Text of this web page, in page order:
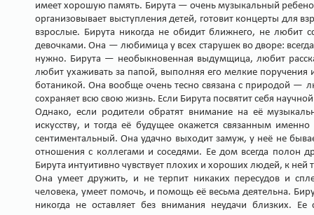
имеет хорошую память. Бирута — очень музыкальный
организовывает выступления детей, готовит концерты для
взрослые. Бирута никогда не обидит ближнего, не
девочками. Она — любимица у всех старушек во дворе:
нужно. Бирута — необыкновенная выдумщица, любит
любит ухаживать за папой, выполняя его мелкие поручения
ботаникой. Она вообще очень тесно связана с природой —
сохраняет всю свою жизнь. Если Бирута посвятит себя
Однако, если родители обратят внимание на её
искусству, и тогда её будущее окажется связанным
сентиментальный. Она удачно выходит замуж, у неё не
отношения с коллегами и соседями. Ее дом всегда полон
Бирута интуитивно чувствует плохих и хороших людей, к ней
Она умеет дружить, и не терпит никаких пересудов и
человека, умеет помочь, и помощь её весьма деятельна.
никогда не оставляет без внимания неудачи близких.